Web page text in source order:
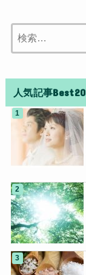
人気記事Best20